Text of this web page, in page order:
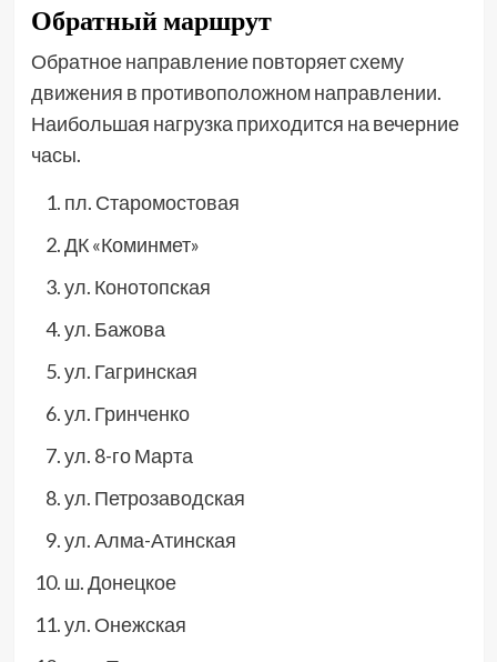
Обратный маршрут
Обратное направление повторяет схему
движения в противоположном направлении.
Наибольшая нагрузка приходится на вечерние
часы.
пл. Старомостовая
ДК «Коминмет»
ул. Конотопская
ул. Бажова
ул. Гагринская
ул. Гринченко
ул. 8-го Марта
ул. Петрозаводская
ул. Алма-Атинская
ш. Донецкое
ул. Онежская